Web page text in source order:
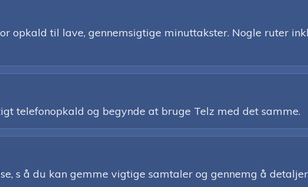
opkald til lave, gennemsigtige minuttakster. Nogle ruter
telefonopkald og begynde at bruge Telz med det samme.
s å du kan gemme vigtige samtaler og gennemg å